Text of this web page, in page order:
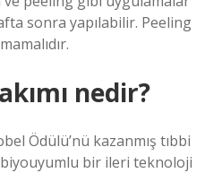
sonra yapılabilir. Peeling
nedir?
Ödülü’nü kazanmış tıbbi
bir ileri teknoloji